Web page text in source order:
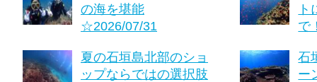
の海を堪能
☆2026/07/31
ト
で
夏の石垣島北部のショ
ップならではの選択肢
石
ー